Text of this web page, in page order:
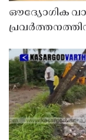
ഔദ്യോഗിക